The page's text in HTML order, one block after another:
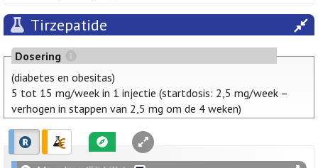
Tirzepatide
Dosering
(diabetes en obesitas)
5 tot 15 mg/week in 1 injectie (startdosis: 2,5 mg/week –
verhogen in stappen van 2,5 mg om de 4 weken)